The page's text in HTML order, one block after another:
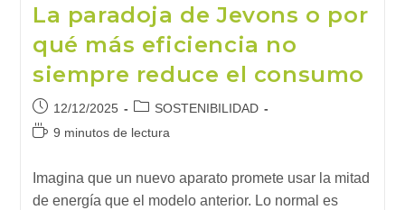
La paradoja de Jevons o por
qué más eficiencia no
siempre reduce el consumo
Publicación
de
12/12/2025
Categoría
de
SOSTENIBILIDAD
Tiempo
lectura:
9 minutos de lectura
Imagina que un nuevo aparato promete usar la mitad
de energía que el modelo anterior. Lo normal es